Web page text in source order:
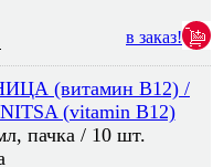
в заказ!
(витамин В12) /
(vitamin B12)
пачка / 10 шт.